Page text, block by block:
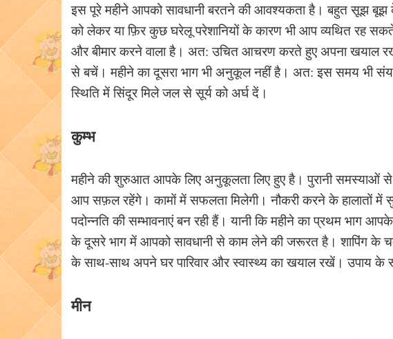
इस पूरे महीने आपको सावधानी बरतने की आवश्यकता है। बहुत सूझ बूझ के
को लेकर या फ़िर कुछ घरेलू परेशानियों के कारण भी आप व्यथित रह
और बीमार करने वाला है। अत: उचित आचरण करते हुए अपना
से बचें। महीने का दूसरा भाग भी अनुकूल नहीं है। अत: इस समय भी
स्थिति में सिंदूर मिले जल से सूर्य को अर्घ दें।
कुम्भ
महीने की शुरुआत आपके लिए अनुकूलता लिए हुए है। पुरानी समस्याओं से
आप सफ़ल रहेंगे। कामों में सफलता मिलेगी। नौकरी करने के हालातों में
पदोन्नति की सम्भावनाएं बन रही हैं। यानी कि महीने का प्रथम भाग
के दूसरे भाग में आपको सावधानी से काम लेने की जरूरत है। शापिंग के
के साथ-साथ अपने घर पारिवार और स्वास्थ्य का खयाल रखें। उपाय के
मीन